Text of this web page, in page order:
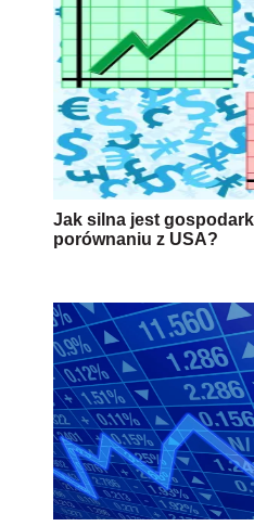
Jak silna jest
porównaniu z USA?